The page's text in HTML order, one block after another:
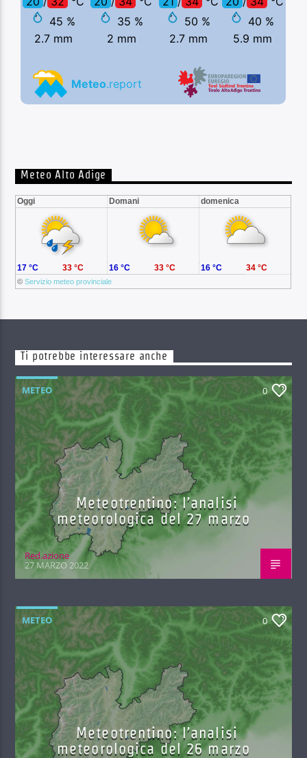
Meteo Alto Adige
Oggi Domani domenica
©Servizio meteo provinciale
17 °C 33 °C 16 °C 33 °C 16 °C 34 °C
Ti potrebbe interessare anche
METEO 0
Meteotrentino: l’analisi
meteorologica del 27 marzo
Red.azione
27 MARZO 2022
METEO 0
Meteotrentino: l’analisi
meteorologica del 26 marzo